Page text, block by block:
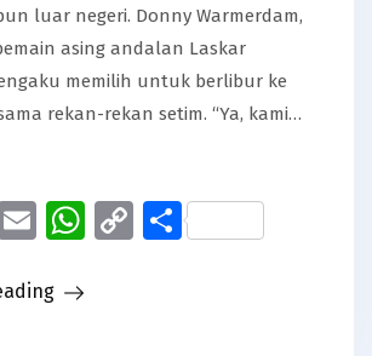
luar negeri. Donny Warmerdam,
asing andalan Laskar
memilih untuk berlibur ke
rekan-rekan setim. “Ya, kami…
EmailWhatsApp
CopyShare